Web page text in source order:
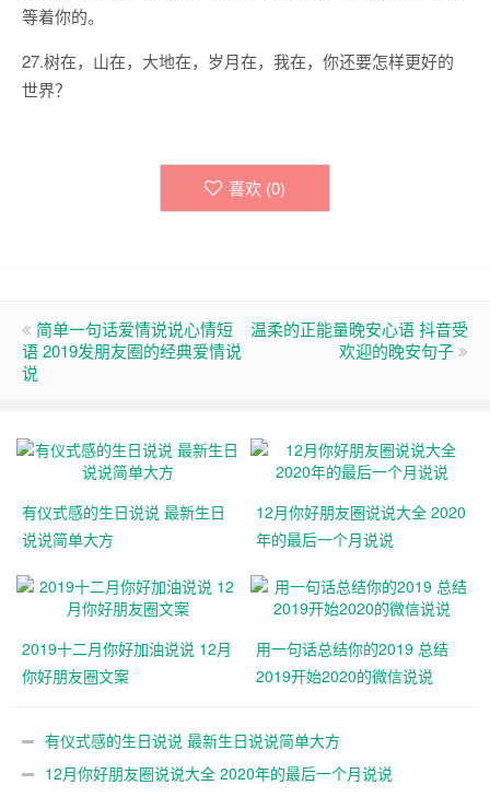
等着你的。
27.树在，山在，大地在，岁月在，我在，你还要怎样更好的
世界？
喜欢 (0)
简单一句话爱情说说心情短
语 2019发朋友圈的经典爱情说
说
温柔的正能量晚安心语 抖音受
欢迎的晚安句子
有仪式感的生日说说 最新生日
说说简单大方
12月你好朋友圈说说大全 2020
年的最后一个月说说
2019十二月你好加油说说 12月
你好朋友圈文案
用一句话总结你的2019 总结
2019开始2020的微信说说
有仪式感的生日说说 最新生日说说简单大方
12月你好朋友圈说说大全 2020年的最后一个月说说